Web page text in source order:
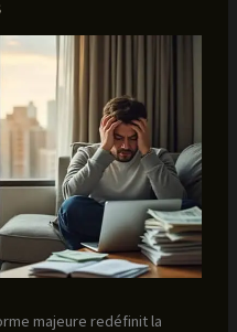
majeure redéfinit la